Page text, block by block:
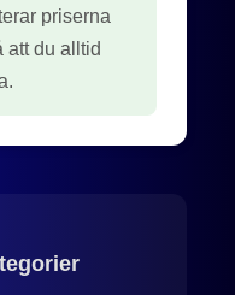
priserna
att du alltid